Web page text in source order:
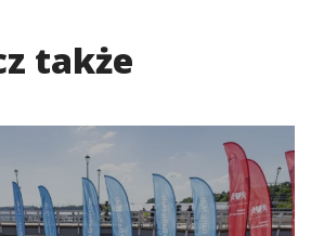
także